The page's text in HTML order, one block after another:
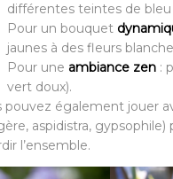
différentes teintes de
Pour un bouquet
jaunes à des fleurs
Pour une ambiance zen:
vert doux).
pouvez également jouer
aspidistra,
l’ensemble.